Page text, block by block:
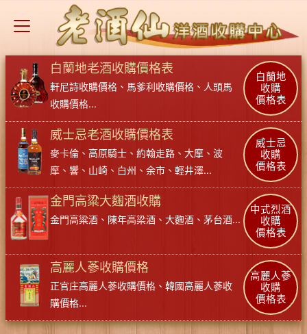
白蘭地老酒收購價格表
軒尼詩收購價格 、 馬爹利收購價格 、 人頭馬
收購價格...
白蘭地
收購
價格表
威士忌老酒收購價格表
麥卡倫 、 高原騎士 、 約翰走路 、 大摩 、 波
摩 、 響 、 山崎 、 白州 、 余市 、 輕井澤...
威士忌
收購
價格表
金門高粱大麴酒收購
金門高粱酒 、 陳年高梁酒 、 大麴酒 、 茅台酒...
中式烈酒
收購
價格表
高麗人蔘收購價格
正官庄高麗人蔘收購價格 、 韓國高麗人蔘收
購價格...
高麗人蔘
收購
價格表